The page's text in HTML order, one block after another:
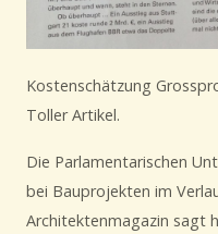
Kostenschätzung
Toller Artikel.
Die Parlamentarischen
bei Bauprojekten im
Architektenmagazin sagt